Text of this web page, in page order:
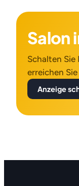
Salon
Schalten Sie
erreichen
Anzeige